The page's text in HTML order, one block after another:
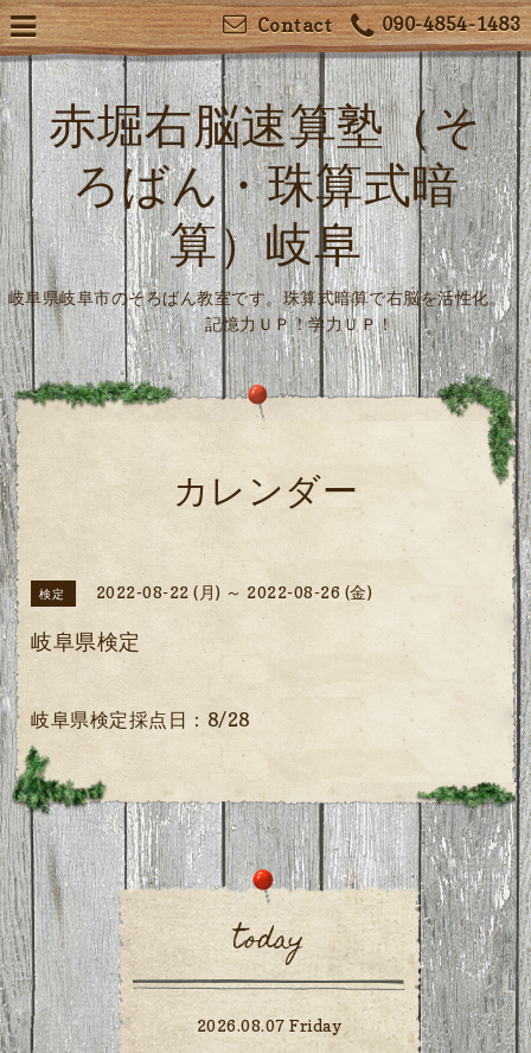
090-4854-1483
Contact
赤堀右脳速算塾（そ
ろばん・珠算式暗
算）岐阜
岐阜県岐阜市のそろばん教室です。珠算式暗算で右脳を活性化。
記憶力ＵＰ！学力ＵＰ！
カレンダー
検定 2022-08-22 (月) ～ 2022-08-26 (金)
岐阜県検定
岐阜県検定採点日：8/28
today
2026.08.07 Friday